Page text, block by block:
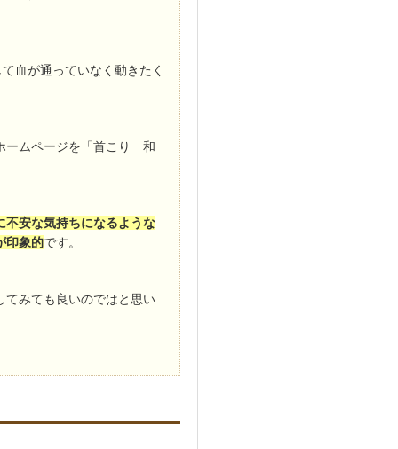
血が通っていなく動きたく
ームページを「首こり 和
不安な気持ちになるような
印象的です。
てみても良いのではと思い